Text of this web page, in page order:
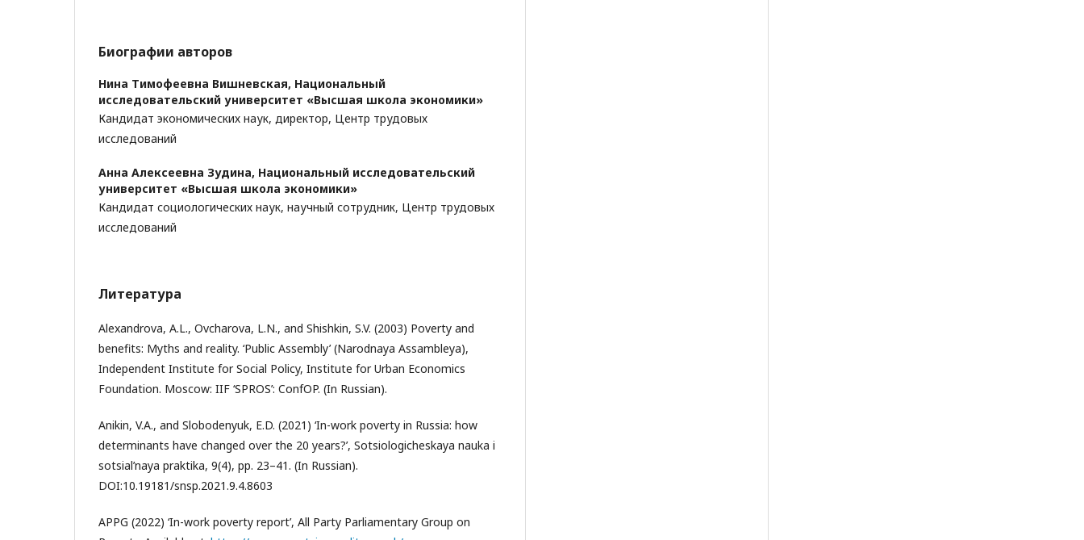
Биографии авторов
Нина Тимофеевна Вишневская, Национальный
исследовательский университет «Высшая школа экономики»
Кандидат экономических наук, директор, Центр трудовых
исследований
Анна Алексеевна Зудина, Национальный исследовательский
университет «Высшая школа экономики»
Кандидат социологических наук, научный сотрудник, Центр трудовых
исследований
Литература
Alexandrova, A.L., Ovcharova, L.N., and Shishkin, S.V. (2003) Poverty and
benefits: Myths and reality. ‘Public Assembly’ (Narodnaya Assambleya),
Independent Institute for Social Policy, Institute for Urban Economics
Foundation. Moscow: IIF ‘SPROS’: ConfOP. (In Russian).
Anikin, V.A., and Slobodenyuk, E.D. (2021) ‘In-work poverty in Russia: how
determinants have changed over the 20 years?’, Sotsiologicheskaya nauka i
sotsial’naya praktika, 9(4), pp. 23–41. (In Russian).
DOI:10.19181/snsp.2021.9.4.8603
APPG (2022) ‘In-work poverty report’, All Party Parliamentary Group on